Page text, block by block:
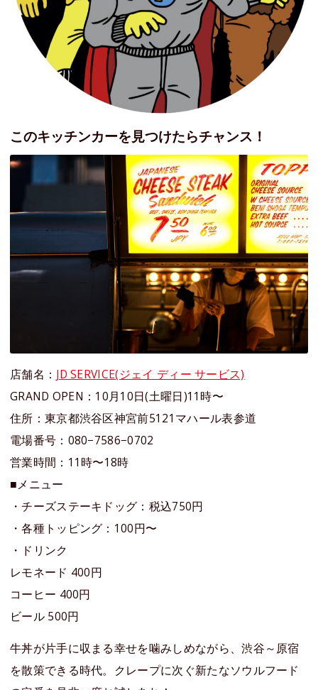
このキッチンカーを見つけたらチャンス！
店舗名： JD SERVICE(ジェイ ディー サービス)
GRAND OPEN：10⽉10⽇(⼟曜⽇)11時〜
住所：東京都渋⾕区神宮前5­12­1マハール表参道
電場番号：080−7586−0702
営業時間：11時〜18時
■メニュー
・チーズステーキドッグ：税込750円
・各種トッピング：100円〜
・ドリンク
レモネード 400円
コーヒー 400円
ビール 500円
牛丼が片手に収まる幸せを噛みしめながら、渋谷～原宿
を散策できる時代。クレープに次ぐ新たなソウルフード